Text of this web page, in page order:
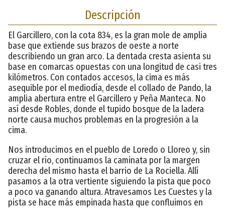
Descripción
El Garcillero, con la cota 834, es la gran mole de amplia
base que extiende sus brazos de oeste a norte
describiendo un gran arco. La dentada cresta asienta su
base en comarcas opuestas con una longitud de casi tres
kilómetros. Con contados accesos, la cima es más
asequible por el mediodía, desde el collado de Pando, la
amplia abertura entre el Garcillero y Peña Manteca. No
así desde Robles, donde el tupido bosque de la ladera
norte causa muchos problemas en la progresión a la
cima.
Nos introducimos en el pueblo de Loredo o Lloreo y, sin
cruzar el río, continuamos la caminata por la margen
derecha del mismo hasta el barrio de La Rociella. Allí
pasamos a la otra vertiente siguiendo la pista que poco
a poco va ganando altura. Atravesamos Les Cuestes y la
pista se hace más empinada hasta que confluimos en